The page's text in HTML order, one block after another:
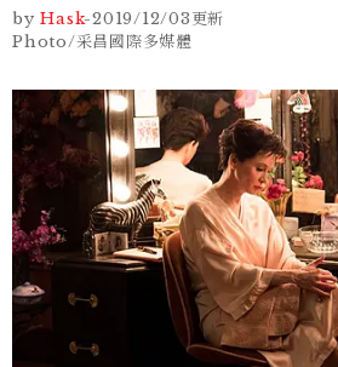
by Hask-2019/12/03更新
Photo/采昌國際多媒體